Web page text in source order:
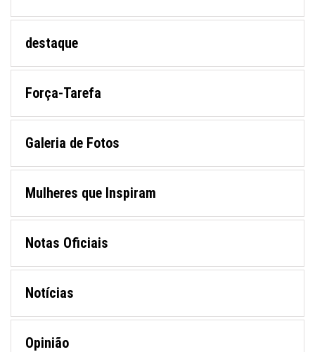
destaque
Força-Tarefa
Galeria de Fotos
Mulheres que Inspiram
Notas Oficiais
Notícias
Opinião